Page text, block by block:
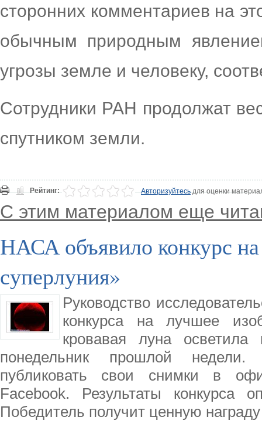
сторонних комментариев на
обычным природным
угрозы земле и человеку,
Сотрудники РАН продолжат
спутником земли.
Рейтинг: Авторизуйтесьдля оценки
С этим материалом еще
НАСА объявило конкурс
суперлуния»
Руководство
конкурса на лучшее
кровавая луна
понедельник прошлой недели.
публиковать свои снимки в
Facebook. Результаты конкурса
Победитель получит ценную